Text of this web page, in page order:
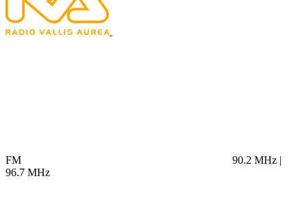
FM
90.2 MHz |
96.7 MHz